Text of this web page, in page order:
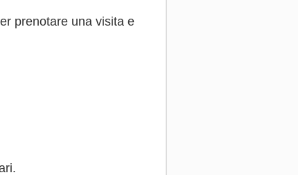
prenotare una visita e